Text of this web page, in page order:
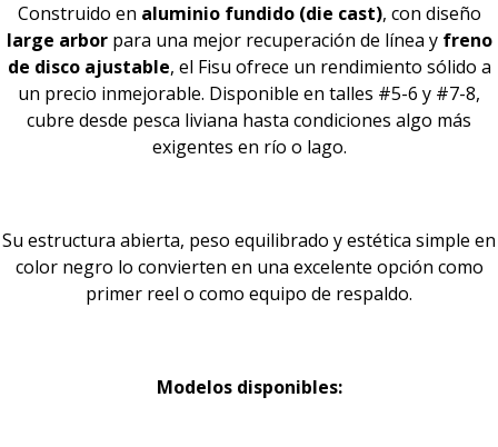
Construido en aluminio fundido (die cast), con diseño
large arborpara una mejor recuperación de línea y freno
de disco ajustable, el Fisu ofrece un rendimiento sólido a
un precio inmejorable. Disponible en talles #5-6 y #7-8,
cubre desde pesca liviana hasta condiciones algo más
exigentes en río o lago.
Su estructura abierta, peso equilibrado y estética simple en
color negro lo convierten en una excelente opción como
primer reel o como equipo de respaldo.
Modelos disponibles: